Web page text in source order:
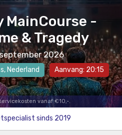
MainCourse -
& Tragedy
2026
, Nederland Aanvang: 20:15
vanaf €10,-.
sinds 2019